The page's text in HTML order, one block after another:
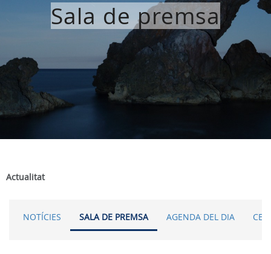
Sala de premsa
Actualitat
NOTÍCIES SALA DE PREMSA AGENDA DEL DIA